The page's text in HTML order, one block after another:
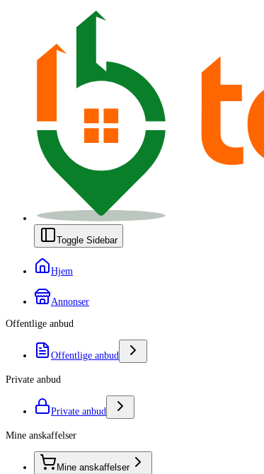
Toggle Sidebar
Hjem
Annonser
Offentlige anbud
Offentlige anbud
Private anbud
Private anbud
Mine anskaffelser
Mine anskaffelser